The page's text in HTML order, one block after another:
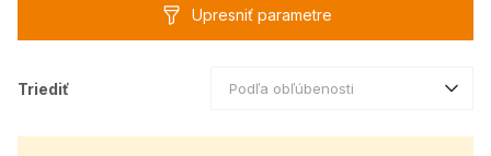
Upresniť parametre
Triediť Podľa obľúbenosti